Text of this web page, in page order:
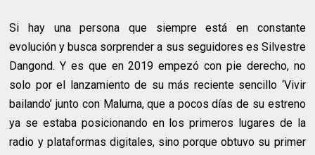
Si hay una persona que siempre está en constante
evolución y busca sorprender a sus seguidores es Silvestre
Dangond. Y es que en 2019 empezó con pie derecho, no
solo por el lanzamiento de su más reciente sencillo ‘Vivir
bailando’ junto con Maluma, que a pocos días de su estreno
ya se estaba posicionando en los primeros lugares de la
radio y plataformas digitales, sino porque obtuvo su primer